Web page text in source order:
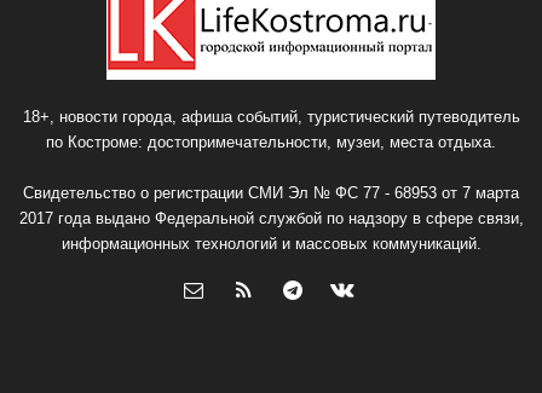
18+, новости города, афиша событий, туристический путеводитель
по Костроме: достопримечательности, музеи, места отдыха.
Свидетельство о регистрации СМИ Эл № ФС 77 - 68953 от 7 марта
2017 года выдано Федеральной службой по надзору в сфере связи,
информационных технологий и массовых коммуникаций.